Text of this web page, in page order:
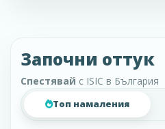
Започни оттук
Спестявай с ISIC в България
Топ намаления